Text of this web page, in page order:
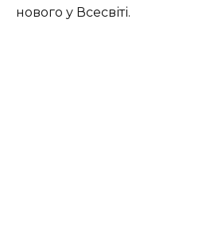
нового у Всесвіті.